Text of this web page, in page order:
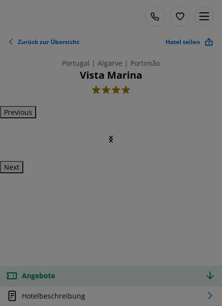
Zurück zur Übersicht Hotel teilen
Portugal | Algarve | Portimão
Vista Marina
4
Previous
Next
Angebote
Hotelbeschreibung